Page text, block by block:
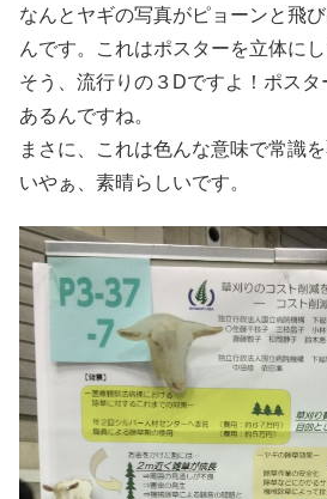
なんとヤギの写真がピョーンと飛
んです。これはポスターを立体にし
そう、流行りの３Dですよ！ポス
あるんですね。
まさに、これは色んな意味で常識
いやぁ、素晴らしいです。